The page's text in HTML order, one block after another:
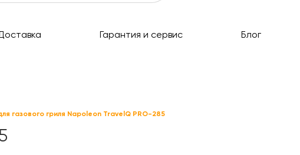
Гарантия и сервис Блог
газового гриля Napoleon TravelQ PRO-285